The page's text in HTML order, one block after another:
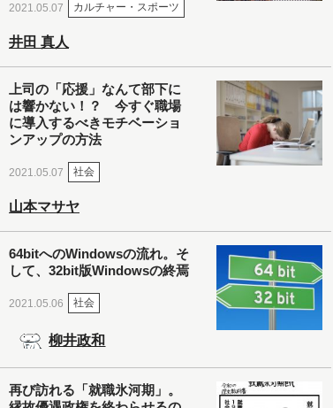
2021.05.07 カルチャー・スポーツ
井田 真人
上司の「応援」なんて部下に
は響かない！？ 今すぐ職場
に導入するべきモチベーショ
ンアップの方法
2021.05.07 社会
山本マサヤ
64bitへのWindowsの流れ。そ
して、32bit版Windowsの終焉
2021.05.06 社会
柳井政和
再び訪れる「就職氷河期」。